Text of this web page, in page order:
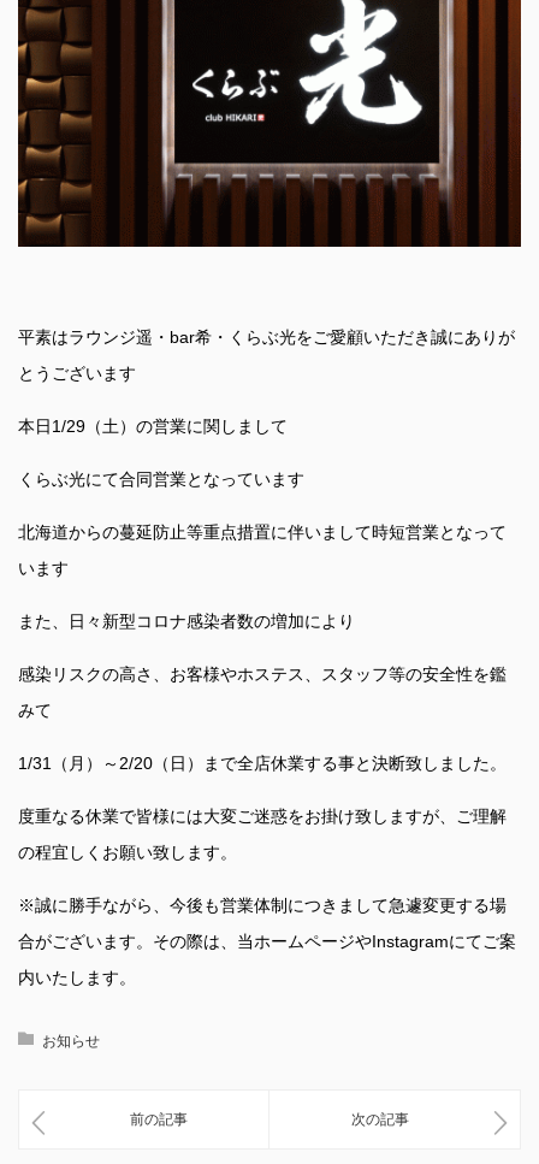
平素はラウンジ遥・bar希・くらぶ光をご愛顧いただき誠にありが
とうございます
本日1/29（土）の営業に関しまして
くらぶ光にて合同営業となっています
北海道からの蔓延防止等重点措置に伴いまして時短営業となって
います
また、日々新型コロナ感染者数の増加により
感染リスクの高さ、お客様やホステス、スタッフ等の安全性を鑑
みて
1/31（月）～2/20（日）まで全店休業する事と決断致しました。
度重なる休業で皆様には大変ご迷惑をお掛け致しますが、ご理解
の程宜しくお願い致します。
※誠に勝手ながら、今後も営業体制につきまして急遽変更する場
合がございます。その際は、当ホームページやInstagramにてご案
内いたします。
お知らせ
前の記事 次の記事